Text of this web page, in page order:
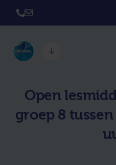
Hengelo
Twickel College
Delden
Open
groep 8